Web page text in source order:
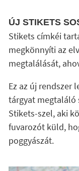
ÚJ STIKETS
Stikets címkéi
megkönnyíti az
megtalálását,
Ez az új rendszer
tárgyat megtaláló
Stikets-szel, aki
fuvarozót küld,
poggyászát.